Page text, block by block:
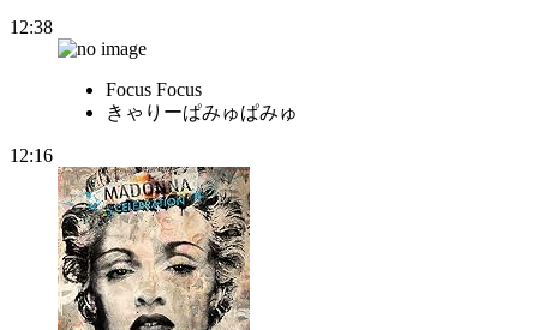
12:38
Focus Focus
きゃりーぱみゅぱみゅ
12:16